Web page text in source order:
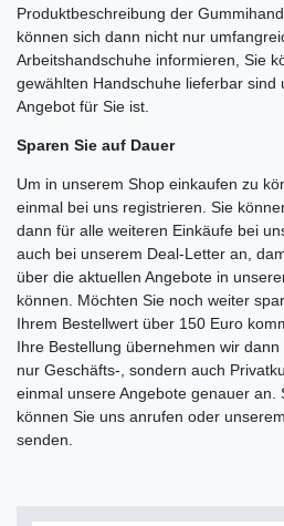
Produktbeschreibung der
können sich dann nicht nur
Arbeitshandschuhe informieren, Sie
gewählten Handschuhe lieferbar sind
Angebot für Sie ist.
Sparen Sie auf Dauer
Um in unserem Shop einkaufen zu
einmal bei uns registrieren. Sie
dann für alle weiteren Einkäufe bei
auch bei unserem Deal-Letter an,
über die aktuellen Angebote in
können. Möchten Sie noch weiter
Ihrem Bestellwert über 150 Euro
Ihre Bestellung übernehmen wir
nur Geschäfts-, sondern auch
einmal unsere Angebote genauer an.
können Sie uns anrufen oder
senden.